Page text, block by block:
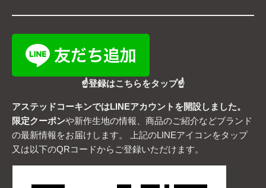
☝登録はこちらをタップ☝
アステッドコーキンではLINEアカウントを開設しました。
限定クーポンや新作生地の情報、商品のご紹介などブランド
の最新情報をお届けします。 上記のLINEアイコンをタップ
又は以下のQRコードからご登録いただけます。